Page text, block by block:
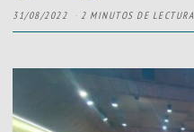
31/08/2022 2 MINUTOS DE LECTURA